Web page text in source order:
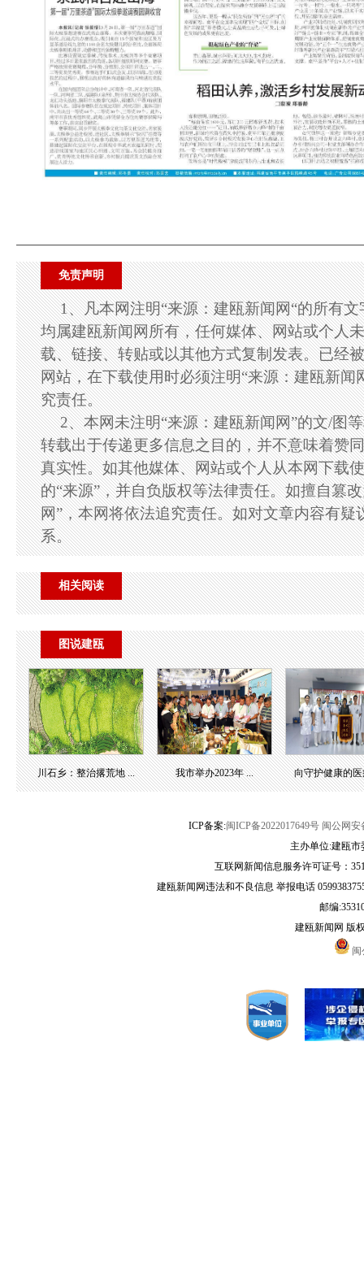
免责声明
1、凡本网注明“来源：建瓯新闻网“的所有
均属建瓯新闻网所有，任何媒体、网站或个人
载、链接、转贴或以其他方式复制发表。已经
网站，在下载使用时必须注明“来源：建瓯新闻
究责任。
2、本网未注明“来源：建瓯新闻网”的文/图
转载出于传递更多信息之目的，并不意味着赞
真实性。如其他媒体、网站或个人从本网下载
的“来源”，并自负版权等法律责任。如擅自篡
网”，本网将依法追究责任。如对文章内容有疑
系。
相关阅读
图说建瓯
川石乡：整治撂荒地 ... 我市举办2023年 ... 向守护健康的医
ICP备案:闽ICP备2022017649号 闽公网安
主办单位:建瓯
互联网新闻信息服务许可证号：
建瓯新闻网违法和不良信息 举报电话
邮编
建瓯新闻网 版
闽